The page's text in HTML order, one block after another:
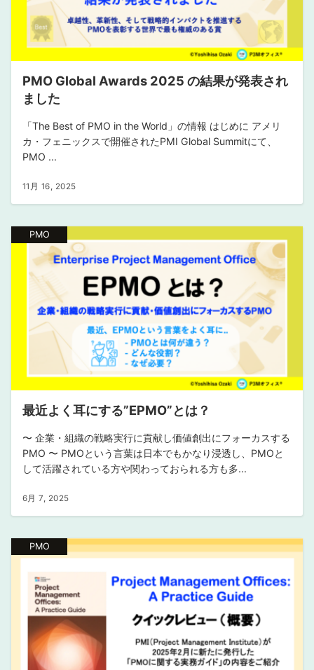
PMO Global Awards 2025 の結果が発表され
ました
「The Best of PMO in the World」の情報 はじめに アメリ
カ・フェニックスで開催されたPMI Global Summitにて、
PMO ...
11月 16, 2025
PMO
最近よく耳にする”EPMO”とは？
〜 企業・組織の戦略実行に貢献し価値創出にフォーカスする
PMO 〜 PMOという言葉は日本でもかなり浸透し、PMOと
して活躍されている方や関わっておられる方も多...
6月 7, 2025
PMO